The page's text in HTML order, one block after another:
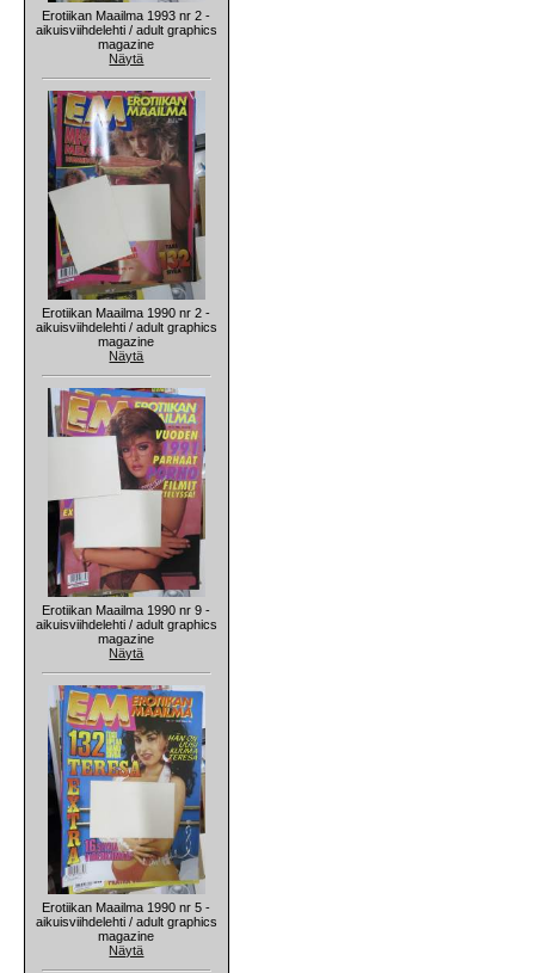
Erotiikan Maailma 1993 nr 2 -
aikuisviihdelehti / adult graphics
magazine
Näytä
Erotiikan Maailma 1990 nr 2 -
aikuisviihdelehti / adult graphics
magazine
Näytä
Erotiikan Maailma 1990 nr 9 -
aikuisviihdelehti / adult graphics
magazine
Näytä
Erotiikan Maailma 1990 nr 5 -
aikuisviihdelehti / adult graphics
magazine
Näytä